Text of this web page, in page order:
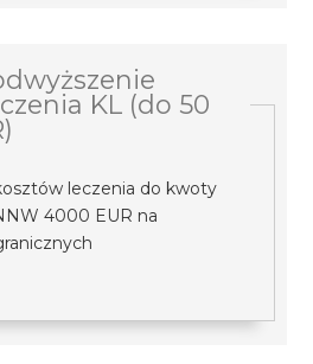
KL (do 50
leczenia do kwoty
4000 EUR na